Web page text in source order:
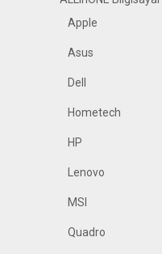
Apple
Asus
Dell
Hometech
HP
Lenovo
MSI
Quadro